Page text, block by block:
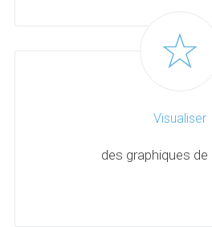
Visualiser
des graphiques de